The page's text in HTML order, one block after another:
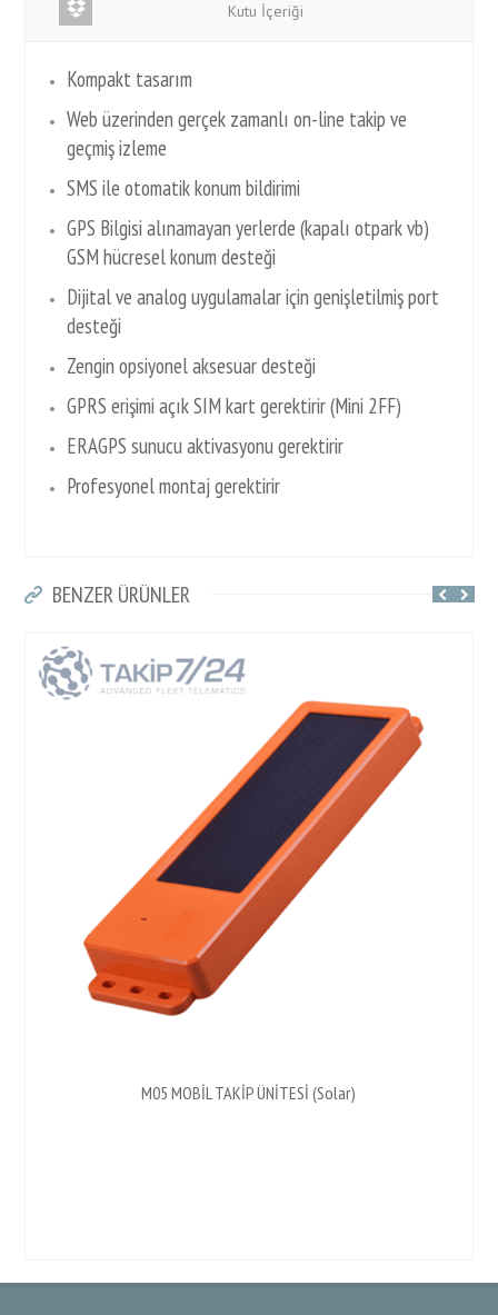
Kutu İçeriği
Kompakt tasarım
Web üzerinden gerçek zamanlı on-line takip ve
geçmiş izleme
SMS ile otomatik konum bildirimi
GPS Bilgisi alınamayan yerlerde (kapalı otpark vb)
GSM hücresel konum desteği
Dijital ve analog uygulamalar için genişletilmiş port
desteği
Zengin opsiyonel aksesuar desteği
GPRS erişimi açık SIM kart gerektirir (Mini 2FF)
ERAGPS sunucu aktivasyonu gerektirir
Profesyonel montaj gerektirir
BENZER ÜRÜNLER
M05 MOBİL TAKİP ÜNİTESİ (Solar)